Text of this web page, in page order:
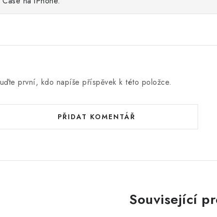
první, kdo napíše příspěvek k této položce.
PŘIDAT KOMENTÁŘ
Související